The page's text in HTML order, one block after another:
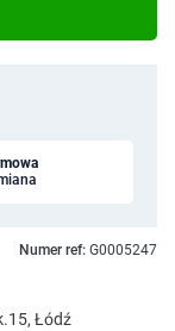
Numer ref: G0005247
Łódź